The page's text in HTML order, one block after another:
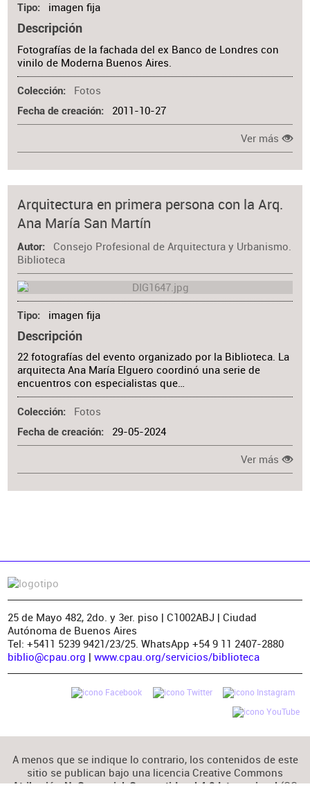
Tipo imagen fija
Descripción
Fotografías de la fachada del ex Banco de Londres con
vinilo de Moderna Buenos Aires.
Colección Fotos
Fecha de creación 2011-10-27
Ver más
Arquitectura en primera persona con la Arq.
Ana María San Martín
Autor
Consejo Profesional de Arquitectura y Urbanismo.
Biblioteca
Tipo imagen fija
Descripción
22 fotografías del evento organizado por la Biblioteca. La
arquitecta Ana María Elguero coordinó una serie de
encuentros con especialistas que…
Colección Fotos
Fecha de creación 29-05-2024
Ver más
25 de Mayo 482, 2do. y 3er. piso | C1002ABJ | Ciudad
Autónoma de Buenos Aires
Tel: +5411 5239 9421/23/25. WhatsApp +54 9 11 2407-2880
biblio@cpau.org | www.cpau.org/servicios/biblioteca
A menos que se indique lo contrario, los contenidos de este
sitio se publican bajo una licencia Creative Commons
(CC